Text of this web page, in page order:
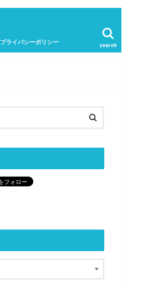
search
プライバシーポリシー